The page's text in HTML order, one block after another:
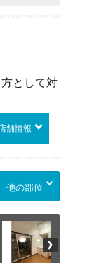
として対
店舗情報
他の部位